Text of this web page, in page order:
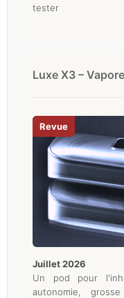
tester
Luxe X3 –
juillet 2026
Un pod pour
autonomie,